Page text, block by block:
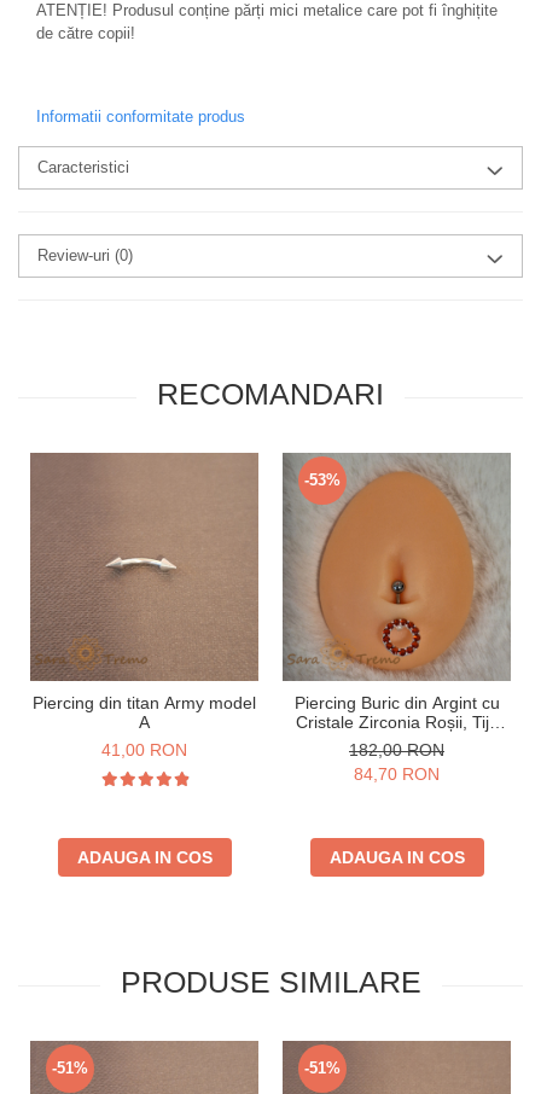
ATENȚIE! Produsul conține părți mici metalice care pot fi înghițite
de către copii!
Informatii conformitate produs
Caracteristici
Review-uri (0)
RECOMANDARI
Piercing din titan Army model
A
41,00 RON
ADAUGA IN COS
-53%
Piercing Buric din Argint cu
Cristale Zirconia Roșii, Tijă
Groasă
182,00 RON
84,70 RON
ADAUGA IN COS
PRODUSE SIMILARE
-51% -51%